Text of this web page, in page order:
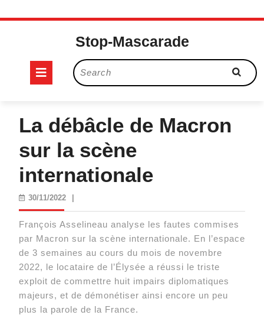
Skip
Stop-Mascarade
Open
Search
for:
La débâcle de Macron
sur la scène
internationale
30/11/202230/11/2022
François Asselineau analyse les fautes commises
par Macron sur la scène internationale. En l’espace
de 3 semaines au cours du mois de novembre
2022, le locataire de l’Élysée a réussi le triste
exploit de commettre huit impairs diplomatiques
majeurs, et de démonétiser ainsi encore un peu
plus la parole de la France.